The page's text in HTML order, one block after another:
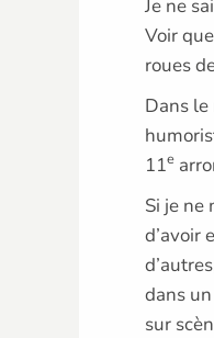
Je ne
Voir
roues
Dans le
11e
Si je ne
d’avoir
dans
sur